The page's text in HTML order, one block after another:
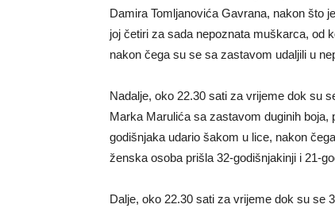
Damira Tomljanovića Gavrana, nakon što
joj četiri za sada nepoznata muškarca, od
nakon čega su se sa zastavom udaljili u
Nadalje, oko 22.30 sati za vrijeme dok su
Marka Marulića sa zastavom duginih boja,
godišnjaka udario šakom u lice, nakon
ženska osoba prišla 32-godišnjakinji i 21-
Dalje, oko 22.30 sati za vrijeme dok su se